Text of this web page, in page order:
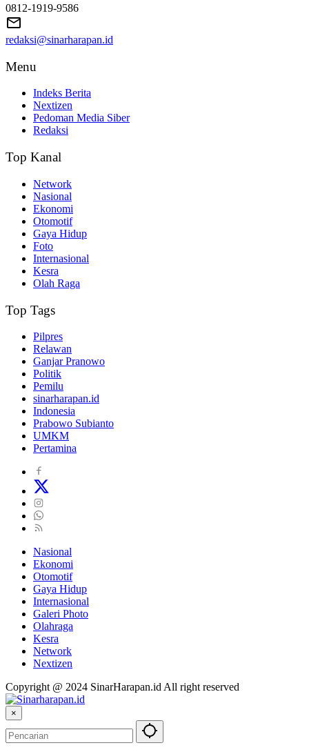
0812-1919-9586
redaksi@sinarharapan.id
Menu
Indeks Berita
Nextizen
Pedoman Media Siber
Redaksi
Top Kanal
Network
Nasional
Ekonomi
Otomotif
Gaya Hidup
Foto
Internasional
Kesra
Olah Raga
Top Tags
Pilpres
Relawan
Ganjar Pranowo
Politik
Pemilu
sinarharapan.id
Indonesia
Prabowo Subianto
UMKM
Pertamina
Nasional
Ekonomi
Otomotif
Gaya Hidup
Internasional
Galeri Photo
Olahraga
Kesra
Network
Nextizen
Copyright @ 2024 SinarHarapan.id All right reserved
×